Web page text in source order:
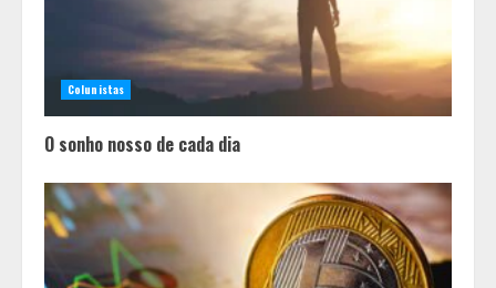
Colunistas
O sonho nosso de cada dia